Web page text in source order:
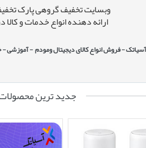
وبسایت تخفیف گروهی پارک
ارائه دهنده انواع خدمات و
آسیاتک - فروش انواع کالای دیجیتال ومودم -
جدید ترین